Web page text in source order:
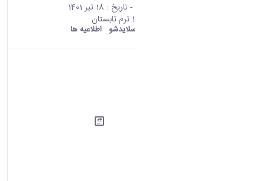
- تاریخ : 18 تیر 1401
اسلایدشو اطلاعیه ها